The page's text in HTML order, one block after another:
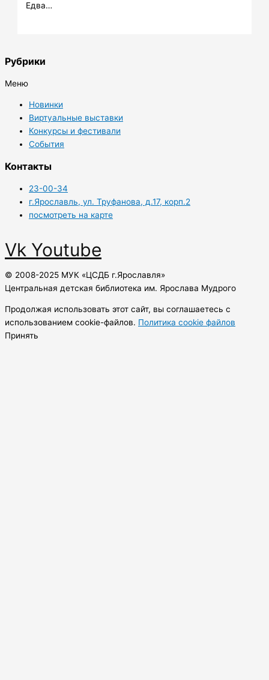
Едва…
Рубрики
Меню
Новинки
Виртуальные выставки
Конкурсы и фестивали
События
Контакты
23-00-34
г.Ярославль, ул. Труфанова, д.17, корп.2
посмотреть на карте
Vk Youtube
© 2008-2025 МУК «ЦСДБ г.Ярославля»
Центральная детская библиотека им. Ярослава Мудрого
Продолжая использовать этот сайт, вы соглашаетесь с
использованием cookie-файлов. Политика cookie файлов
Принять